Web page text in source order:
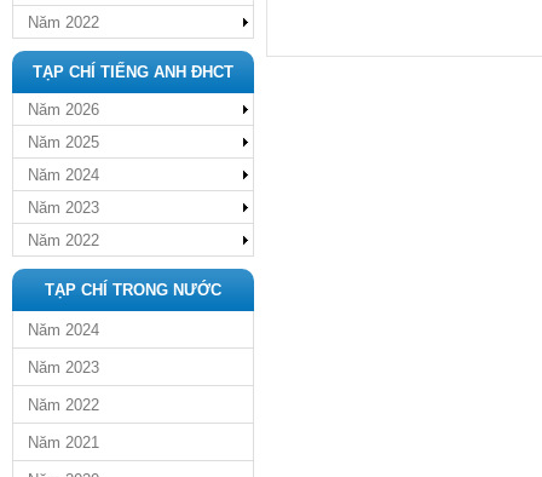
Năm 2022
TẠP CHÍ TIẾNG ANH ĐHCT
Năm 2026
Năm 2025
Năm 2024
Năm 2023
Năm 2022
TẠP CHÍ TRONG NƯỚC
Năm 2024
Năm 2023
Năm 2022
Năm 2021